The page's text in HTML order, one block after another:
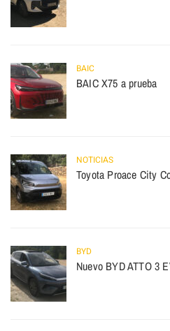
BAIC
BAIC X75 a prueba
NOTICIAS
Toyota Proace City
BYD
Nuevo BYD ATTO 3